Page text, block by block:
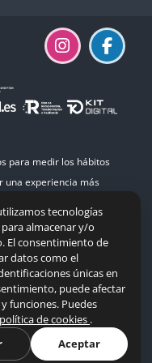
para medir los hábitos
una experiencia más
de cookies
tecnologías
almacenar y/o
El consentimiento de
datos como el
únicas en
puede afectar
funciones. Puedes
política de cookies .
Aceptar